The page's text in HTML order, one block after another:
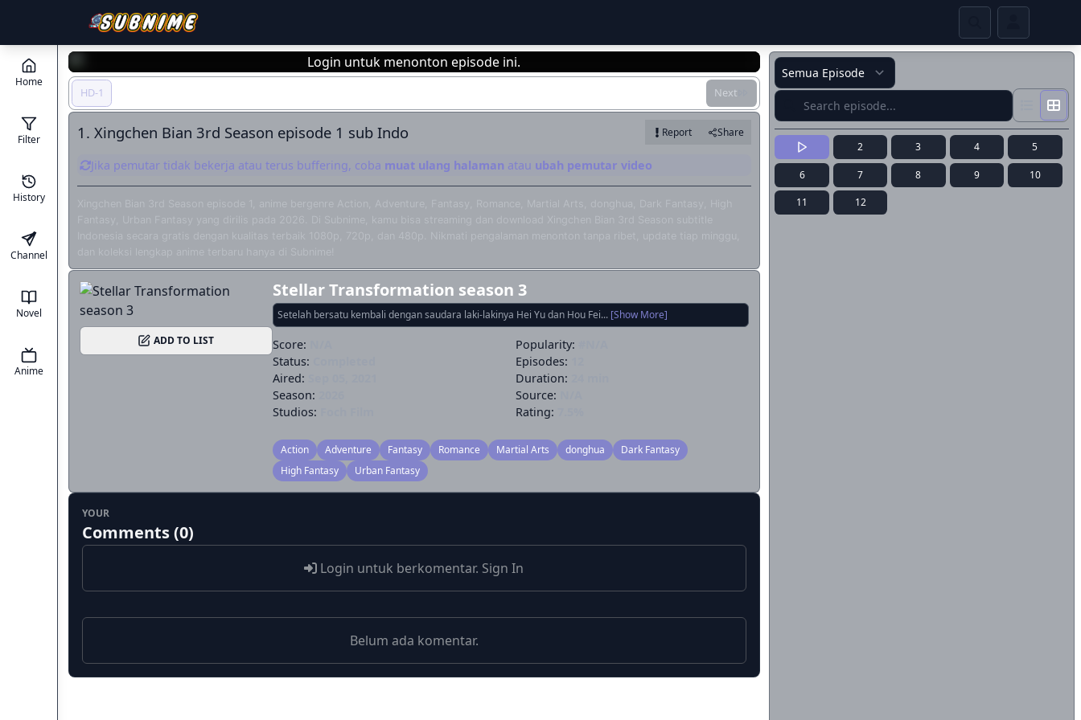
Home
Filter
History
Channel
Novel
Anime
Login untuk menonton episode ini.
HD-1 Next
1. Xingchen Bian 3rd Season episode 1 sub Indo Report Share
Jika pemutar tidak bekerja atau terus buffering, coba muat ulang halaman atau ubah pemutar video
ADD TO LIST
Stellar Transformation season 3
Setelah bersatu kembali dengan saudara laki-lakinya Hei Yu dan Hou Fei... [Show More]
Score:
Status:
Aired:
Season:
Studios:
Popularity:
Episodes:
Duration:
Source:
Rating:
Action Adventure Fantasy Romance Martial Arts donghua
Dark Fantasy
High Fantasy
Urban Fantasy
YOUR
Comments (0)
Login untuk berkomentar. Sign In
Belum ada komentar.
2 3 4 5
6 7 8 9 10
11 12